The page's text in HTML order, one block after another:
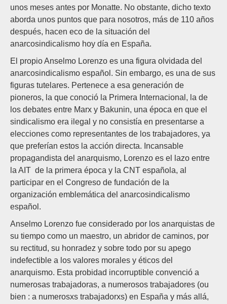
unos meses antes por Monatte. No obstante, dicho texto
aborda unos puntos que para nosotros, más de 110 años
después, hacen eco de la situación del
anarcosindicalismo hoy día en España.
El propio Anselmo Lorenzo es una figura olvidada del
anarcosindicalismo español. Sin embargo, es una de sus
figuras tutelares. Pertenece a esa generación de
pioneros, la que conoció la Primera Internacional, la de
los debates entre Marx y Bakunin, una época en que el
sindicalismo era ilegal y no consistía en presentarse a
elecciones como representantes de los trabajadores, ya
que preferían estos la acción directa. Incansable
propagandista del anarquismo, Lorenzo es el lazo entre
la AIT de la primera época y la CNT española, al
participar en el Congreso de fundación de la
organización emblemática del anarcosindicalismo
español.
Anselmo Lorenzo fue considerado por los anarquistas de
su tiempo como un maestro, un abridor de caminos, por
su rectitud, su honradez y sobre todo por su apego
indefectible a los valores morales y éticos del
anarquismo. Esta probidad incorruptible convenció a
numerosas trabajadoras, a numerosos trabajadores (ou
bien : a numerosxs trabajadorxs) en España y más allá,